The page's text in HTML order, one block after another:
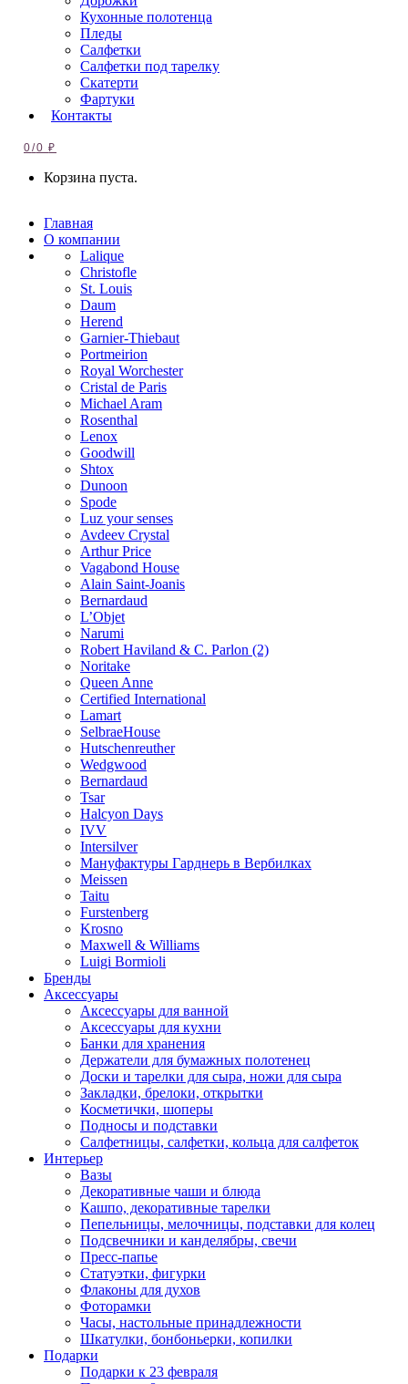
Кухонные полотенца
Пледы
Салфетки
Салфетки под тарелку
Скатерти
Фартуки
Контакты
0/0₽
Корзина пуста.
Главная
О компании
Lalique
Christofle
St. Louis
Daum
Herend
Garnier-Thiebaut
Portmeirion
Royal Worchester
Cristal de Paris
Michael Aram
Rosenthal
Lenox
Goodwill
Shtox
Dunoon
Spode
Luz your senses
Avdeev Crystal
Arthur Price
Vagabond House
Alain Saint-Joanis
Bernardaud
L’Objet
Narumi
Robert Haviland & C. Parlon (2)
Noritakе
Queen Anne
Certified International
Lamart
SelbraeHouse
Hutschenreuther
Wedgwood
Bernardaud
Tsar
Halcyon Days
IVV
Intersilver
Мануфактуры Гарднерь в Вербилках
Meissen
Taitu
Furstenberg
Krosno
Maxwell & Williams
Luigi Bormioli
Бренды
Аксессуары
Аксессуары для ванной
Аксессуары для кухни
Банки для хранения
Держатели для бумажных полотенец
Доски и тарелки для сыра, ножи для сыра
Закладки, брелоки, открытки
Косметички, шоперы
Подносы и подставки
Салфетницы, салфетки, кольца для салфеток
Интерьер
Вазы
Декоративные чаши и блюда
Кашпо, декоративные тарелки
Пепельницы, мелочницы, подставки для колец
Подсвечники и канделябры, свечи
Пресс-папье
Статуэтки, фигурки
Флаконы для духов
Фоторамки
Часы, настольные принадлежности
Шкатулки, бонбоньерки, копилки
Подарки
Подарки к 23 февраля